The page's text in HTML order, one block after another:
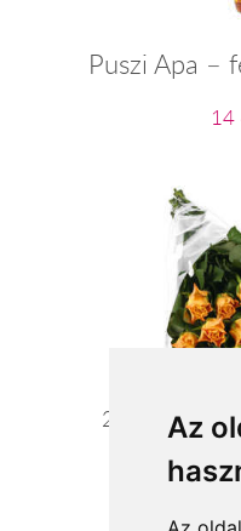
Az
Puszi Apa –
20 szál